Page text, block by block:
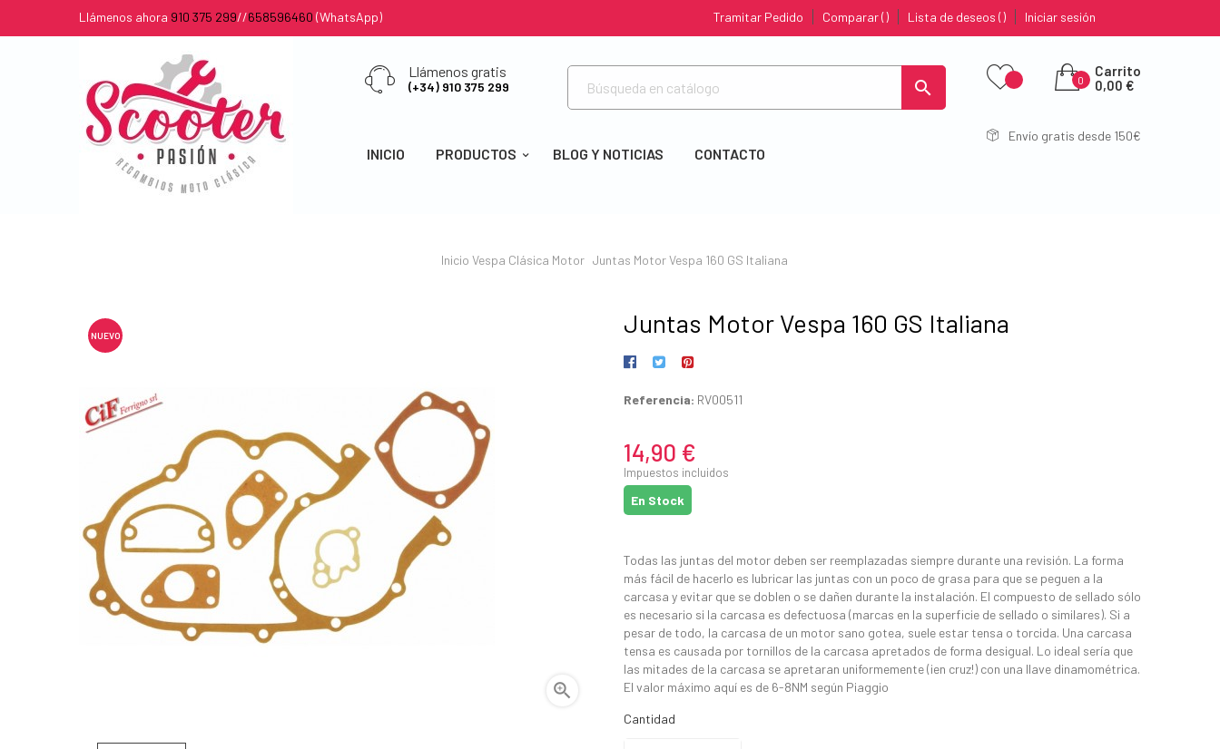
Llámenos ahora 910 375 299//658596460 (WhatsApp) Iniciar sesión
Lista de deseos
Comparar
Tramitar Pedido
Llámenos gratis
(+34) 910 375 299 
INICIO PRODUCTOS BLOG Y NOTICIAS CONTACTO
0
Carrito
0,00 €
Envío gratis desde 150€
Inicio Vespa Clásica Motor Juntas Motor Vespa 160 GS Italiana
NUEVO

Juntas Motor Vespa 160 GS Italiana
Referencia: RV00511
14,90 €
Impuestos incluidos
En Stock
Todas las juntas del motor deben ser reemplazadas siempre durante una revisión. La forma
más fácil de hacerlo es lubricar las juntas con un poco de grasa para que se peguen a la
carcasa y evitar que se doblen o se dañen durante la instalación. El compuesto de sellado sólo
es necesario si la carcasa es defectuosa (marcas en la superficie de sellado o similares). Si a
pesar de todo, la carcasa de un motor sano gotea, suele estar tensa o torcida. Una carcasa
tensa es causada por tornillos de la carcasa apretados de forma desigual. Lo ideal sería que
las mitades de la carcasa se apretaran uniformemente (¡en cruz!) con una llave dinamométrica.
El valor máximo aquí es de 6-8NM según Piaggio
Cantidad